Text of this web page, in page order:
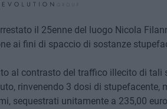
il 25enne del luogo Nicola
ai fini di spaccio di sostanze
al contrasto del traffico illecito di tali
rinvenendo 3 dosi di stupefacente,
sequestrati unitamente a 235,00